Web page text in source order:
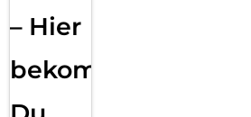
– Hier
bekommst